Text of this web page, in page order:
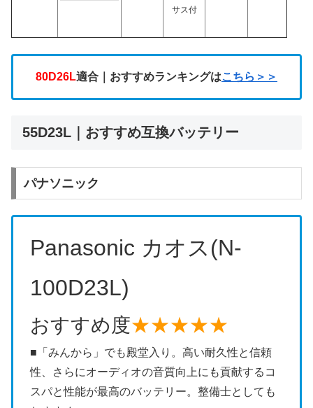
サス付
80D26L適合｜おすすめランキングはこちら＞＞
55D23L｜おすすめ互換バッテリー
パナソニック
Panasonic カオス(N-
100D23L)
おすすめ度★★★★★
■「みんから」でも殿堂入り。高い耐久性と信頼
性、さらにオーディオの音質向上にも貢献するコ
スパと性能が最高のバッテリー。整備士としても